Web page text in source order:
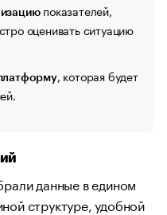
показателей,
оценивать ситуацию
, которая будет
данные в едином
структуре, удобной